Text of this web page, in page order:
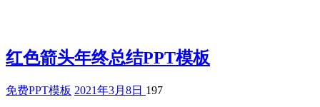
红色箭头年终总结PPT模板
免费PPT模板 2021年3月8日 197